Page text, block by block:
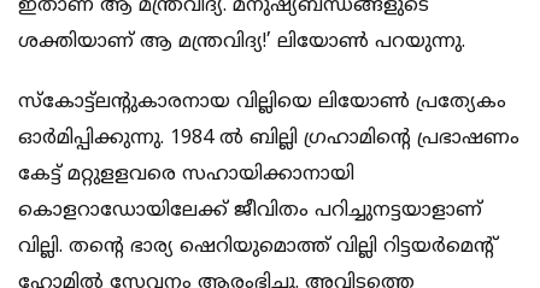
ഇതാണ് ആ മന്ത്രവിദ്യ. മനുഷ്യബന്ധങ്ങളുടെ
ശക്തിയാണ് ആ മന്ത്രവിദ്യ!’ ലിയോണ്‍ പറയുന്നു.
സ്‌കോട്ട്‌ലന്റുകാരനായ വില്ലിയെ ലിയോണ്‍ പ്രത്യേകം
ഓര്‍മിപ്പിക്കുന്നു. 1984 ല്‍ ബില്ലി ഗ്രഹാമിന്റെ പ്രഭാഷണം
കേട്ട് മറ്റുളളവരെ സഹായിക്കാനായി
കൊളറാഡോയിലേക്ക് ജീവിതം പറിച്ചുനട്ടയാളാണ്
വില്ലി. തന്റെ ഭാര്യ ഷെറിയുമൊത്ത് വില്ലി റിട്ടയര്‍മെന്റ്